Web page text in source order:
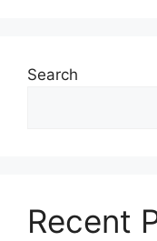
Search
Recent